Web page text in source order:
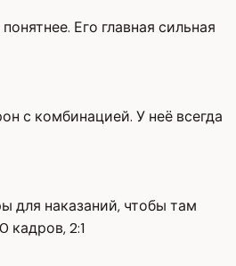
Его главная сильная
с комбинацией. У неё всегда
для наказаний, чтобы там
кадров, 2:1